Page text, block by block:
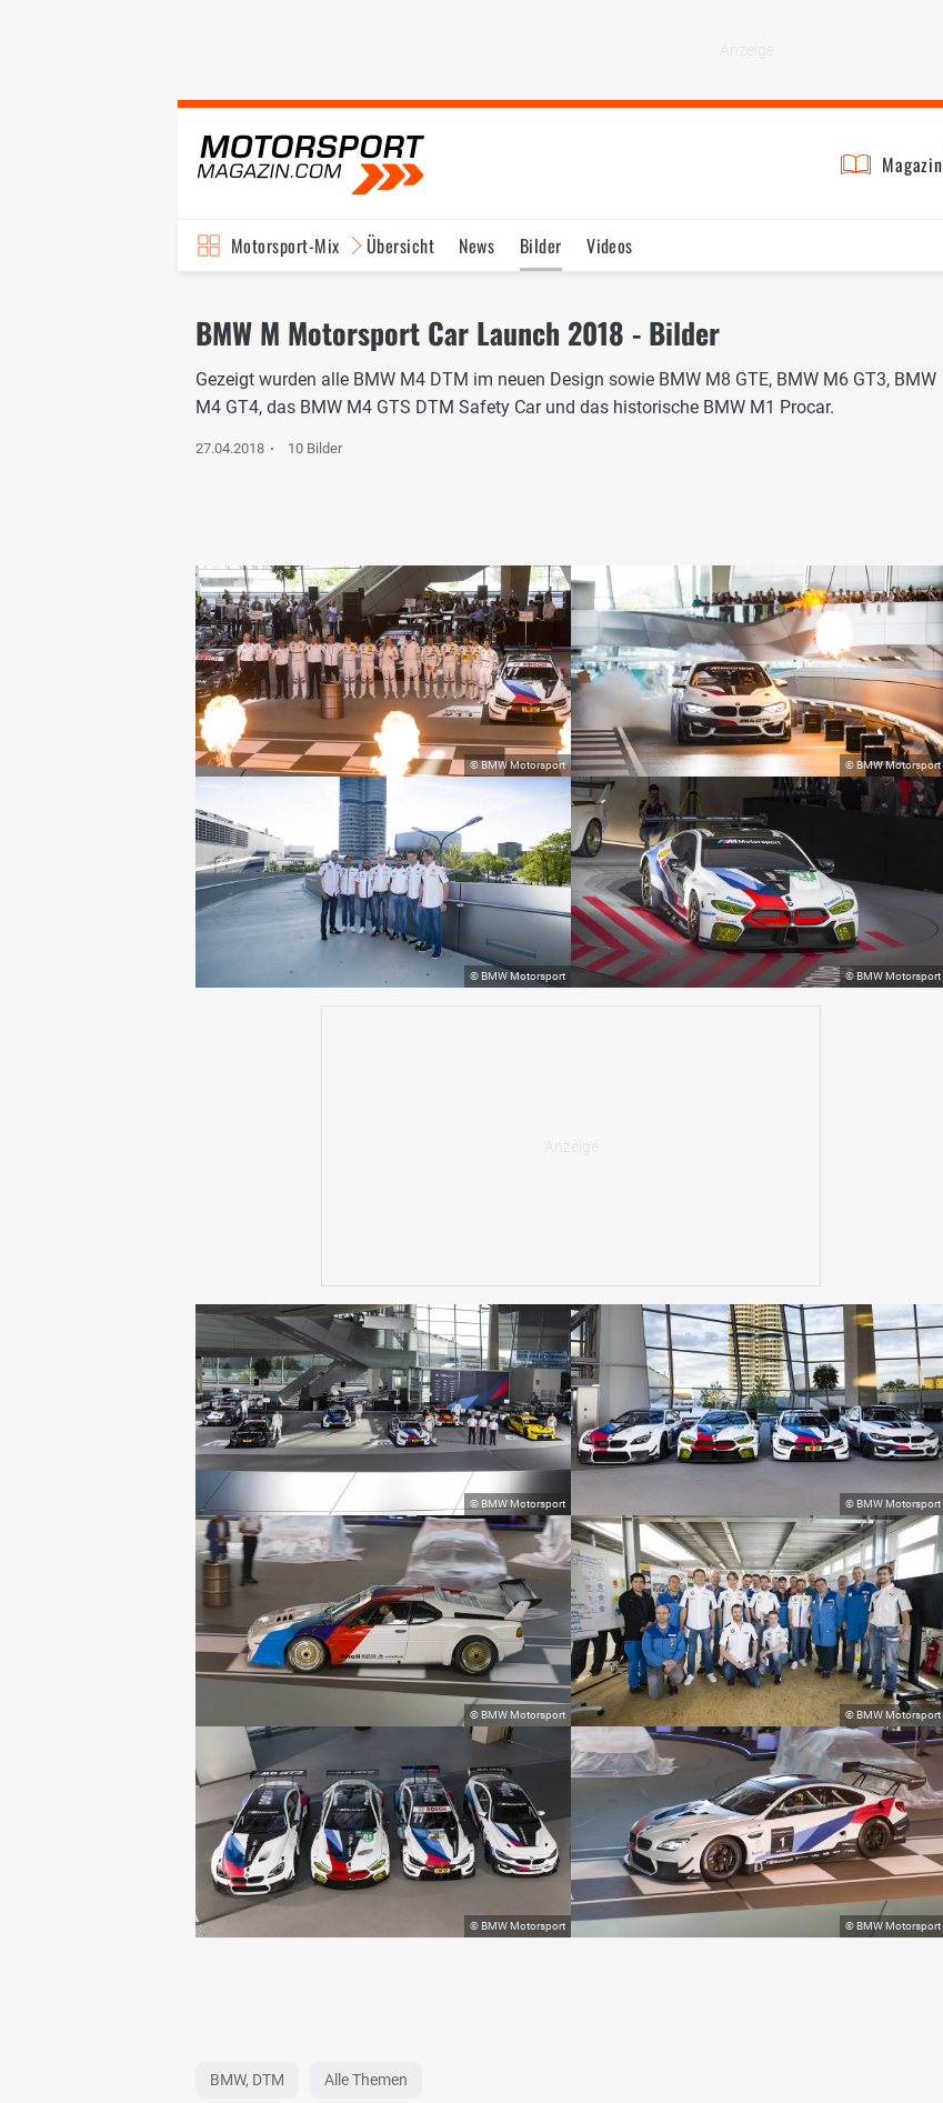
Magazin
Motorsport-Mix Übersicht News Bilder Videos
BMW M Motorsport Car Launch 2018 - Bilder
Gezeigt wurden alle BMW M4 DTM im neuen Design sowie BMW M8 GTE, BMW M6 GT3, BMW
M4 GT4, das BMW M4 GTS DTM Safety Car und das historische BMW M1 Procar.
27.04.2018 10 Bilder
BMW, DTM Alle Themen